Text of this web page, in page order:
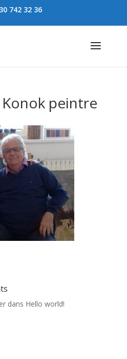
742 32 36
Konok peintre
dans Hello world!